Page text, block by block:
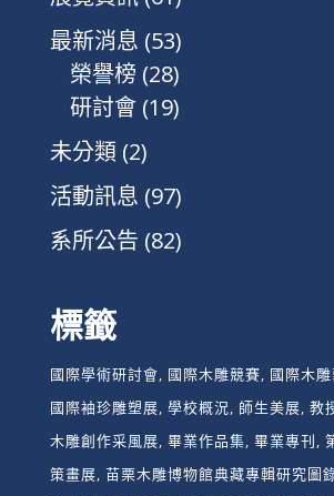
最新消息 (53)
榮譽榜 (28)
研討會(19)
未分類(2)
活動訊息 (97)
系所公告 (82)
標籤
國際學術研討會 國際木雕競賽 國際木
國際袖珍雕塑展 學校概況 師生美展 教
木雕創作采風展 畢業作品集 畢業專刊
策畫展 苗栗木雕博物館典藏專輯研究圖